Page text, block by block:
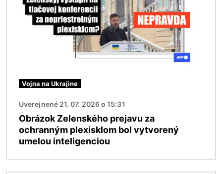
Vojna na Ukrajine
Uverejnené 21. 07. 2026 o 15:31
Obrázok Zelenského prejavu za
ochranným plexisklom bol vytvorený
umelou inteligenciou